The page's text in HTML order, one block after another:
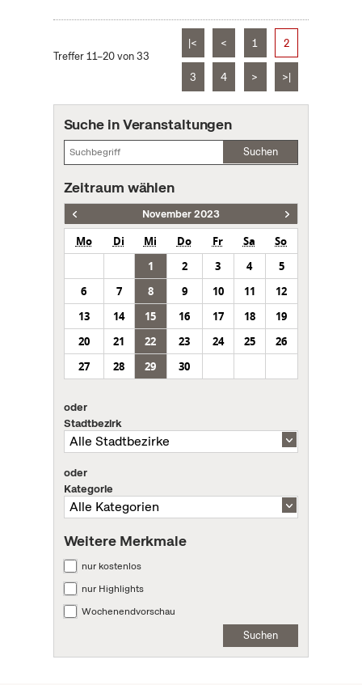
Treffer 11–20 von 33
|< < 1 2
3 4 > >|
Suche in Veranstaltungen
Suchen
Zeitraum wählen
November 2023
Mo Di Mi Do Fr Sa
So
1
2 3 4
5
6
7 8 9 10 11
12
13
14 15 16 17 18
19
20
21 22 23 24 25
26
27
28 29 30
oder
Stadtbezirk
oder
Kategorie
Weitere Merkmale
nur kostenlos
nur Highlights
Wochenendvorschau
Suchen